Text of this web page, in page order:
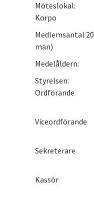
Möteslokal:
Korpo
Medlemsantal
män)
Styrelsen:
Ordförande
Viceordförande
Sekreterare
Kassör